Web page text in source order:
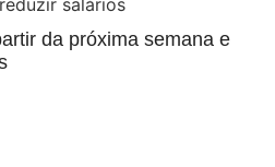
da próxima semana e